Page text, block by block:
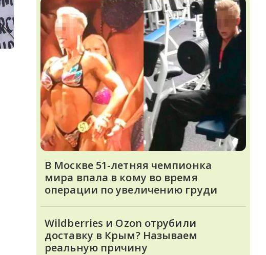
В Москве 51-летняя чемпионка
мира впала в кому во время
операции по увеличению груди
Wildberries и Ozon отрубили
доставку в Крым? Называем
реальную причину